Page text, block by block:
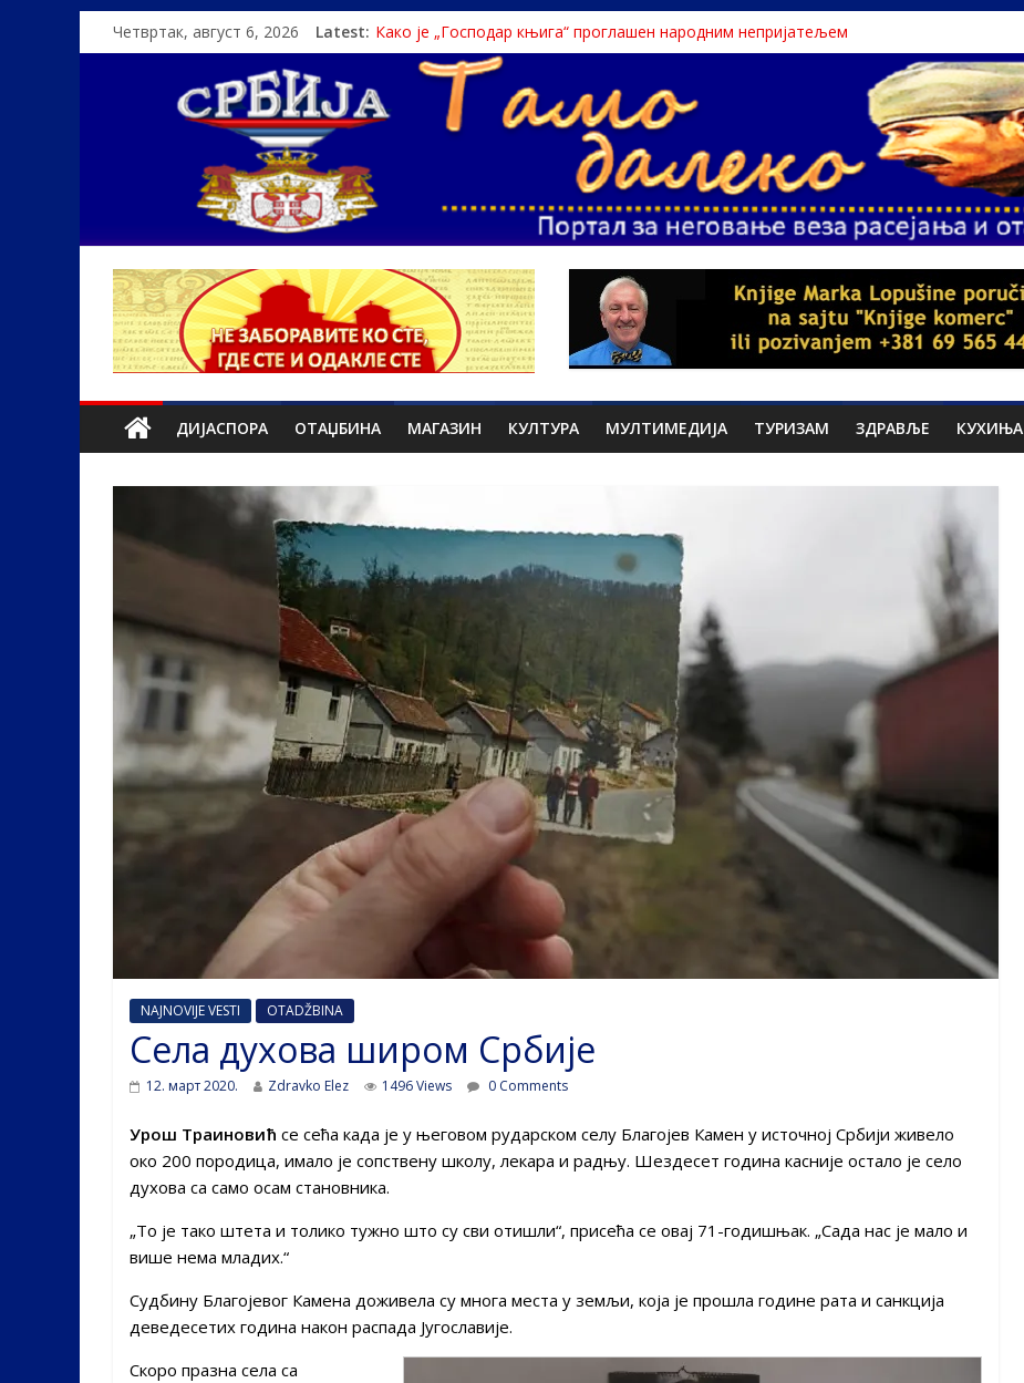
Четвртак, август 6, 2026 Latest: Како је „Господар књига“ проглашен народним непријатељем
Čije je pravo na istinu o Nikoli Tesli?
Srbin zaspao na Dunavu, reka ga odnela u Rumuniju
Politika i seks glavne teme srpskih medija
U Srbiji pola miliona migranata, 100 000 stranaca se zaposlilo
ДИЈАСПОРА ОТАЏБИНА МАГАЗИН КУЛТУРА МУЛТИМЕДИЈА ТУРИЗАМ ЗДРАВЉЕ КУХИЊА
NAJNOVIJE VESTI OTADŽBINA
Села духова широм Србије
12. март 2020. Zdravko Elez 1496 Views 0 Comments
Урош Траиновић се сећа када је у његовом рударском селу Благојев Камен у источној Србији живело
око 200 породица, имало је сопствену школу, лекара и радњу. Шездесет година касније остало је село
духова са само осам становника.
„То је тако штета и толико тужно што су сви отишли“, присећа се овај 71-годишњак. „Сада нас је мало и
више нема младих.“
Судбину Благојевог Камена доживела су многа места у земљи, која је прошла године рата и санкција
деведесетих година након распада Југославије.
Скоро празна села са